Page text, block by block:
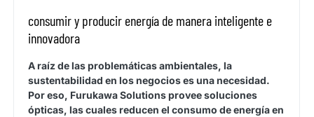
consumir y producir energía de manera inteligente e
innovadora
A raíz de las problemáticas ambientales, la
sustentabilidad en los negocios es una necesidad.
Por eso, Furukawa Solutions provee soluciones
ópticas, las cuales reducen el consumo de energía en